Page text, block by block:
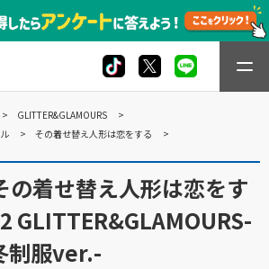
GLITTER&GLAMOURS
その着せ替え人形は恋をする
の着せ替え人形は恋をす
GLITTER&GLAMOURS-
制服ver.-